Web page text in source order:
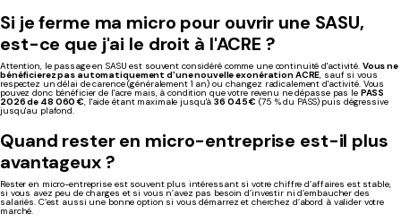
Si je ferme ma micro pour ouvrir une SASU,
est-ce que j'ai le droit à l'ACRE ?
Attention, le passage en SASU est souvent considéré comme une continuité d'activité. Vous ne
bénéficierez pas automatiquement d'une nouvelle exonération ACRE, sauf si vous
respectez un délai de carence (généralement 1 an) ou changez radicalement d'activité. Vous
pouvez donc bénéficier de l'acre mais, à condition que votre revenu ne dépasse pas le PASS
2026 de 48 060 €, l'aide étant maximale jusqu'à36 045 € (75 % du PASS) puis dégressive
jusqu'au plafond.
Quand rester en micro-entreprise est-il plus
avantageux ?
Rester en micro-entreprise est souvent plus intéressant si votre chiffre d’affaires est stable,
si vous avez peu de charges et si vous n’avez pas besoin d’investir ni d’embaucher des
salariés. C’est aussi une bonne option si vous démarrez et cherchez d’abord à valider votre
marché.